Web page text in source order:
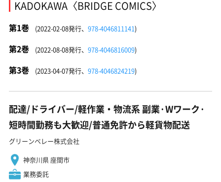
KADOKAWA〈BRIDGE COMICS〉
第1巻 (2022-02-08発行、 978-4046811141)
第2巻 (2022-08-08発行、 978-4046816009)
第3巻 (2023-04-07発行、 978-4046824219)
配達/ドライバー/軽作業・物流系 副業·Wワーク·
短時間勤務も大歓迎/普通免許から軽貨物配送
グリーンベレー株式会社
神奈川県 座間市
業務委託